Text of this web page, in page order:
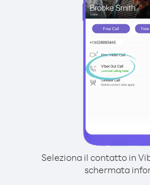
Seleziona il contatto in
schermata